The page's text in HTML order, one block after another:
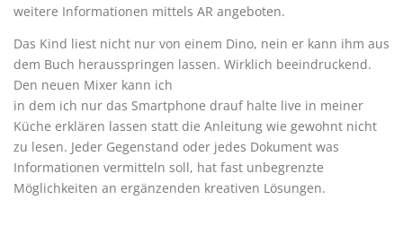
weitere Informationen mittels AR angeboten.
Das Kind liest nicht nur von einem Dino, nein er kann ihm aus
dem Buch herausspringen lassen. Wirklich beeindruckend.
Den neuen Mixer kann ich
in dem ich nur das Smartphone drauf halte live in meiner
Küche erklären lassen statt die Anleitung wie gewohnt nicht
zu lesen. Jeder Gegenstand oder jedes Dokument was
Informationen vermitteln soll, hat fast unbegrenzte
Möglichkeiten an ergänzenden kreativen Lösungen.